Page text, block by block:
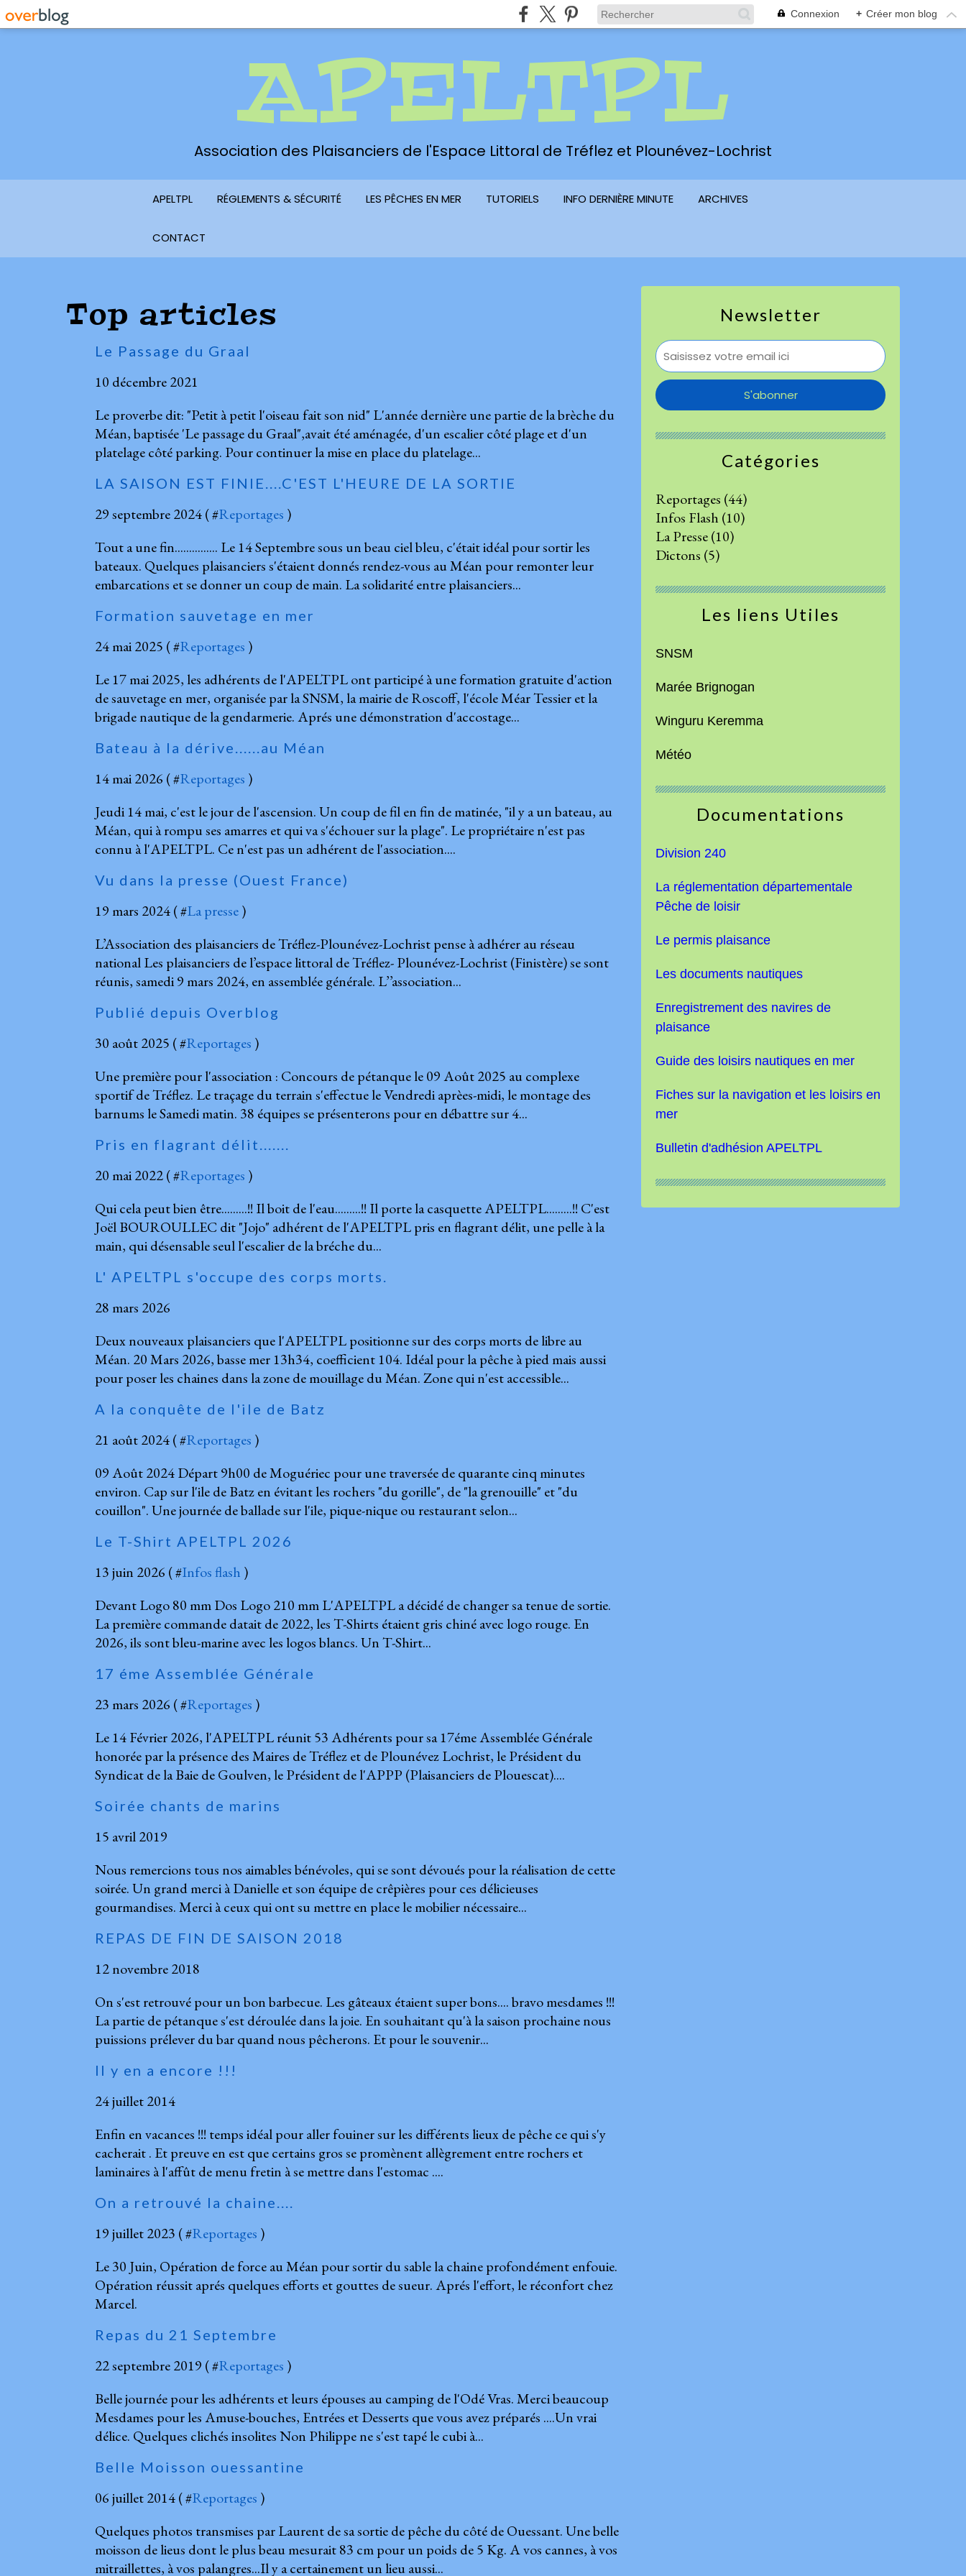
Connexion + Créer mon blog
APELTPL
Association des Plaisanciers de l'Espace Littoral de Tréflez et Plounévez-Lochrist
APELTPL RÉGLEMENTS & SÉCURITÉ LES PÊCHES EN MER TUTORIELS INFO DERNIÈRE MINUTE ARCHIVES
CONTACT
Top articles
Le Passage du Graal
10 décembre 2021
Le proverbe dit: "Petit à petit l'oiseau fait son nid" L'année dernière une partie de la brèche du
Méan, baptisée 'Le passage du Graal",avait été aménagée, d'un escalier côté plage et d'un
platelage côté parking. Pour continuer la mise en place du platelage...
LA SAISON EST FINIE....C'EST L'HEURE DE LA SORTIE
29 septembre 2024 ( #Reportages )
Tout a une fin............... Le 14 Septembre sous un beau ciel bleu, c'était idéal pour sortir les
bateaux. Quelques plaisanciers s'étaient donnés rendez-vous au Méan pour remonter leur
embarcations et se donner un coup de main. La solidarité entre plaisanciers...
Formation sauvetage en mer
24 mai 2025 ( #Reportages )
Le 17 mai 2025, les adhérents de l'APELTPL ont participé à une formation gratuite d'action
de sauvetage en mer, organisée par la SNSM, la mairie de Roscoff, l'école Méar Tessier et la
brigade nautique de la gendarmerie. Aprés une démonstration d'accostage...
Bateau à la dérive......au Méan
14 mai 2026 ( #Reportages )
Jeudi 14 mai, c'est le jour de l'ascension. Un coup de fil en fin de matinée, "il y a un bateau, au
Méan, qui à rompu ses amarres et qui va s'échouer sur la plage". Le propriétaire n'est pas
connu à l'APELTPL. Ce n'est pas un adhérent de l'association....
Vu dans la presse (Ouest France)
19 mars 2024 ( #La presse)
L’Association des plaisanciers de Tréflez-Plounévez-Lochrist pense à adhérer au réseau
national Les plaisanciers de l’espace littoral de Tréflez- Plounévez-Lochrist (Finistère) se sont
réunis, samedi 9 mars 2024, en assemblée générale. L’’association...
Publié depuis Overblog
30 août 2025 ( #Reportages )
Une première pour l'association : Concours de pétanque le 09 Août 2025 au complexe
sportif de Tréflez. Le traçage du terrain s'effectue le Vendredi aprèes-midi, le montage des
barnums le Samedi matin. 38 équipes se présenterons pour en débattre sur 4...
Pris en flagrant délit.......
20 mai 2022 ( #Reportages )
Qui cela peut bien être.........!! Il boit de l'eau.........!! Il porte la casquette APELTPL.........!! C'est
Joël BOUROULLEC dit "Jojo" adhérent de l'APELTPL pris en flagrant délit, une pelle à la
main, qui désensable seul l'escalier de la bréche du...
L' APELTPL s'occupe des corps morts.
28 mars 2026
Deux nouveaux plaisanciers que l'APELTPL positionne sur des corps morts de libre au
Méan. 20 Mars 2026, basse mer 13h34, coefficient 104. Idéal pour la pêche à pied mais aussi
pour poser les chaines dans la zone de mouillage du Méan. Zone qui n'est accessible...
A la conquête de l'ile de Batz
21 août 2024 ( #Reportages )
09 Août 2024 Départ 9h00 de Moguériec pour une traversée de quarante cinq minutes
environ. Cap sur l'ile de Batz en évitant les rochers "du gorille", de "la grenouille" et "du
couillon". Une journée de ballade sur l'ile, pique-nique ou restaurant selon...
Le T-Shirt APELTPL 2026
13 juin 2026 ( #Infos flash )
Devant Logo 80 mm Dos Logo 210 mm L'APELTPL a décidé de changer sa tenue de sortie.
La première commande datait de 2022, les T-Shirts étaient gris chiné avec logo rouge. En
2026, ils sont bleu-marine avec les logos blancs. Un T-Shirt...
17 éme Assemblée Générale
23 mars 2026 ( #Reportages )
Le 14 Février 2026, l'APELTPL réunit 53 Adhérents pour sa 17éme Assemblée Générale
honorée par la présence des Maires de Tréflez et de Plounévez Lochrist, le Président du
Syndicat de la Baie de Goulven, le Président de l'APPP (Plaisanciers de Plouescat)....
Soirée chants de marins
15 avril 2019
Nous remercions tous nos aimables bénévoles, qui se sont dévoués pour la réalisation de cette
soirée. Un grand merci à Danielle et son équipe de crêpières pour ces délicieuses
gourmandises. Merci à ceux qui ont su mettre en place le mobilier nécessaire...
REPAS DE FIN DE SAISON 2018
12 novembre 2018
On s'est retrouvé pour un bon barbecue. Les gâteaux étaient super bons.... bravo mesdames !!!
La partie de pétanque s'est déroulée dans la joie. En souhaitant qu'à la saison prochaine nous
puissions prélever du bar quand nous pêcherons. Et pour le souvenir...
Il y en a encore !!!
24 juillet 2014
Enfin en vacances !!! temps idéal pour aller fouiner sur les différents lieux de pêche ce qui s'y
cacherait . Et preuve en est que certains gros se promènent allègrement entre rochers et
laminaires à l'affût de menu fretin à se mettre dans l'estomac ....
On a retrouvé la chaine....
19 juillet 2023 ( #Reportages )
Le 30 Juin, Opération de force au Méan pour sortir du sable la chaine profondément enfouie.
Opération réussit aprés quelques efforts et gouttes de sueur. Aprés l'effort, le réconfort chez
Marcel.
Repas du 21 Septembre
22 septembre 2019 ( #Reportages )
Belle journée pour les adhérents et leurs épouses au camping de l'Odé Vras. Merci beaucoup
Mesdames pour les Amuse-bouches, Entrées et Desserts que vous avez préparés ....Un vrai
délice. Quelques clichés insolites Non Philippe ne s'est tapé le cubi à...
Belle Moisson ouessantine
06 juillet 2014 ( #Reportages )
Quelques photos transmises par Laurent de sa sortie de pêche du côté de Ouessant. Une belle
moisson de lieus dont le plus beau mesurait 83 cm pour un poids de 5 Kg. A vos cannes, à vos
mitraillettes, à vos palangres...Il y a certainement un lieu aussi...
Newsletter
Catégories
Reportages (44)
Infos Flash (10)
La Presse(10)
Dictons (5)
Les liens Utiles
SNSM
Marée Brignogan
Winguru Keremma
Météo
Documentations
Division 240
La réglementation départementale
Pêche de loisir
Le permis plaisance
Les documents nautiques
Enregistrement des navires de
plaisance
Guide des loisirs nautiques en mer
Fiches sur la navigation et les loisirs en
mer
Bulletin d'adhésion APELTPL